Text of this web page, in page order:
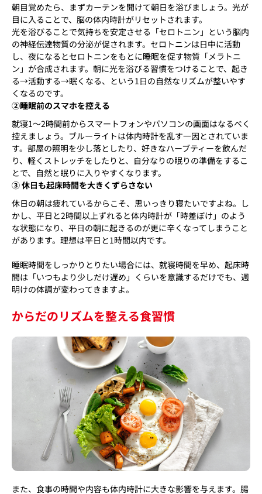
朝目覚めたら、まずカーテンを開けて朝日を浴びましょう。光が
目に入ることで、脳の体内時計がリセットされます。
光を浴びることで気持ちを安定させる「セロトニン」という脳内
の神経伝達物質の分泌が促されます。セロトニンは日中に活動
し、夜になるとセロトニンをもとに睡眠を促す物質「メラトニ
ン」が合成されます。朝に光を浴びる習慣をつけることで、起き
る→活動する→眠くなる、という1日の自然なリズムが整いやす
くなるのです。
②睡眠前のスマホを控える
就寝1〜2時間前からスマートフォンやパソコンの画面はなるべく
控えましょう。ブルーライトは体内時計を乱す一因とされていま
す。部屋の照明を少し落としたり、好きなハーブティーを飲んだ
り、軽くストレッチをしたりと、自分なりの眠りの準備をするこ
とで、自然と眠りに入りやすくなります。
③ 休日も起床時間を大きくずらさない
休日の朝は疲れているからこそ、思いっきり寝たいですよね。し
かし、平日と2時間以上ずれると体内時計が「時差ぼけ」のよう
な状態になり、平日の朝に起きるのが更に辛くなってしまうこと
があります。理想は平日と1時間以内です。
睡眠時間をしっかりとりたい場合には、就寝時間を早め、起床時
間は「いつもより少しだけ遅め」くらいを意識するだけでも、週
明けの体調が変わってきますよ。
からだのリズムを整える食習慣
また、食事の時間や内容も体内時計に大きな影響を与えます。腸